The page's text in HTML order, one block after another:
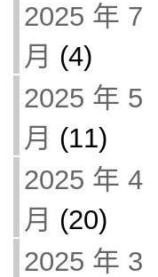
2025 年 7
月 (4)
2025 年 5
月 (11)
2025 年 4
月 (20)
2025 年 3